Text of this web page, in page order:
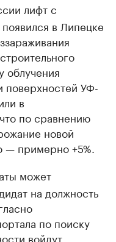
лифт с
в Липецке
облучения
поверхностей УФ-
в
по сравнению
новой
— примерно +5%.
может
на должность
по поиску
войдут